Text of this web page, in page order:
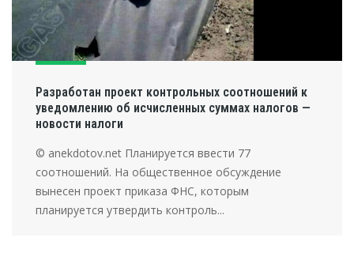
Разработан проект контрольных соотношений к
уведомлению об исчисленных суммах налогов —
новости налоги
© anekdotov.net Планируется ввести 77
соотношений. На общественное обсуждение
вынесен проект приказа ФНС, которым
планируется утвердить контроль...